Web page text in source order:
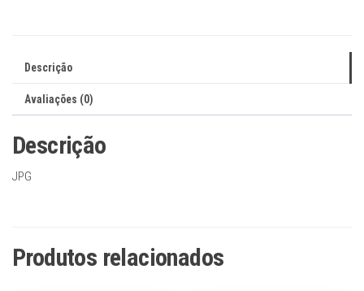
Descrição
Avaliações (0)
Descrição
JPG
Produtos relacionados